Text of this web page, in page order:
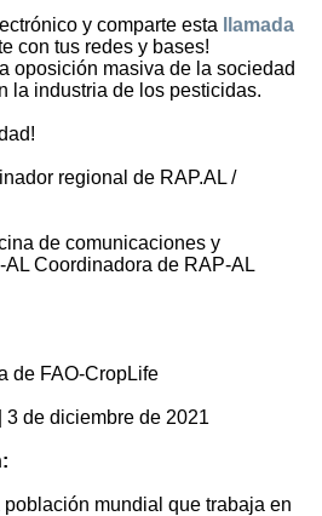
y comparte esta
llamada
con tus redes y bases!
oposición masiva de la sociedad
la industria de los pesticidas.
regional de RAP.AL /
de comunicaciones y
Coordinadora de RAP-AL
de FAO-CropLife
de diciembre de 2021
mundial que trabaja en